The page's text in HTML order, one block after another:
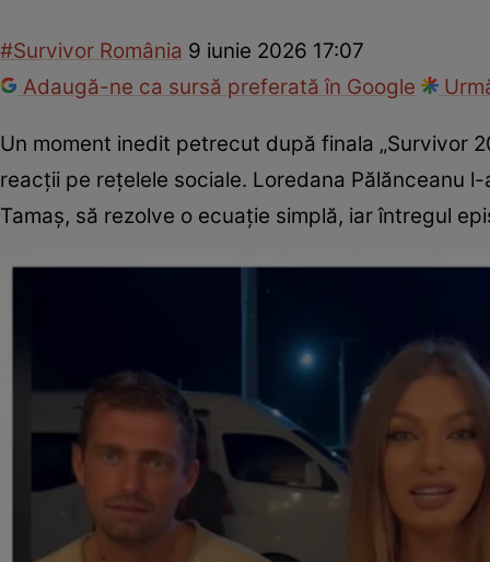
#Survivor România 9 iunie 2026 17:07
Adaugă-ne ca sursă preferată în Google
Un moment inedit petrecut după finala „Survivor
reacții pe rețelele sociale. Loredana Pălănceanu
Tamaș, să rezolve o ecuație simplă, iar întregul